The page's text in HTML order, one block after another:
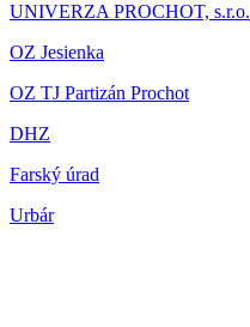
UNIVERZA PROCHOT, s.r.o.
OZ Jesienka
OZ TJ Partizán Prochot
DHZ
Farský úrad
Urbár